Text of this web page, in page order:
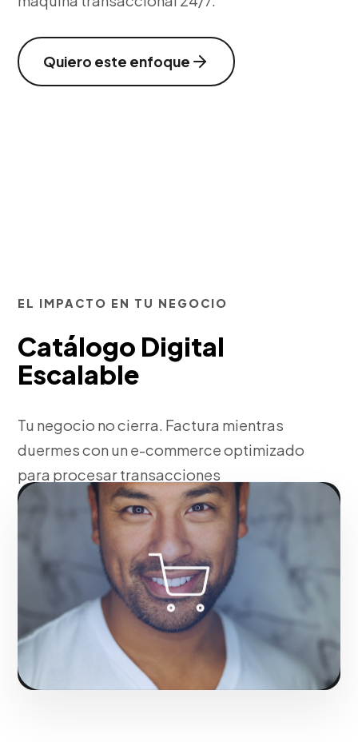
Quiero este enfoque
EL IMPACTO EN TU NEGOCIO
Catálogo Digital
Escalable
Tu negocio no cierra. Factura mientras
duermes con un e-commerce optimizado
para procesar transacciones
automáticas.
Fase 1: Configuración del catálogo y pasarelas de
Solicitar servicio